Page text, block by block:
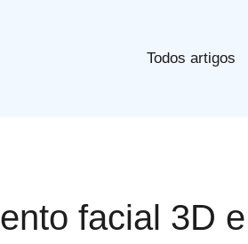
Todos artigos
facial 3D